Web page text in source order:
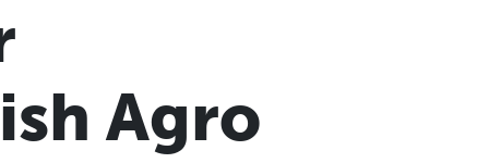
Agro